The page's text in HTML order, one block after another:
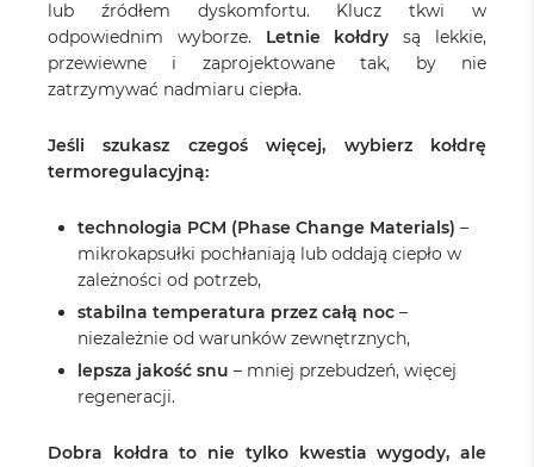
lub źródłem dyskomfortu. Klucz tkwi w
odpowiednim wyborze. Letnie kołdry są lekkie,
przewiewne i zaprojektowane tak, by nie
zatrzymywać nadmiaru ciepła.
Jeśli szukasz czegoś więcej, wybierz kołdrę
termoregulacyjną:
technologia PCM (Phase Change Materials) –
mikrokapsułki pochłaniają lub oddają ciepło w
zależności od potrzeb,
stabilna temperatura przez całą noc –
niezależnie od warunków zewnętrznych,
lepsza jakość snu – mniej przebudzeń, więcej
regeneracji.
Dobra kołdra to nie tylko kwestia wygody, ale